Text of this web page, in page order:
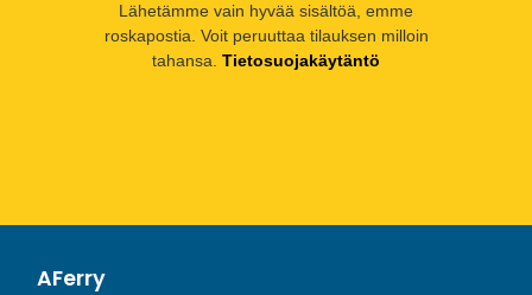
Lähetämme vain hyvää sisältöä, emme
roskapostia. Voit peruuttaa tilauksen milloin
tahansa. Tietosuojakäytäntö
AFerry